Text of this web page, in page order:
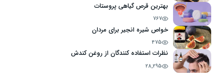
بهترین قرص گیاهی پروستات
767
خواص شیره انجیر برای مردان
475
نظرات استفاده کنندگان از روغن کندش
28,295